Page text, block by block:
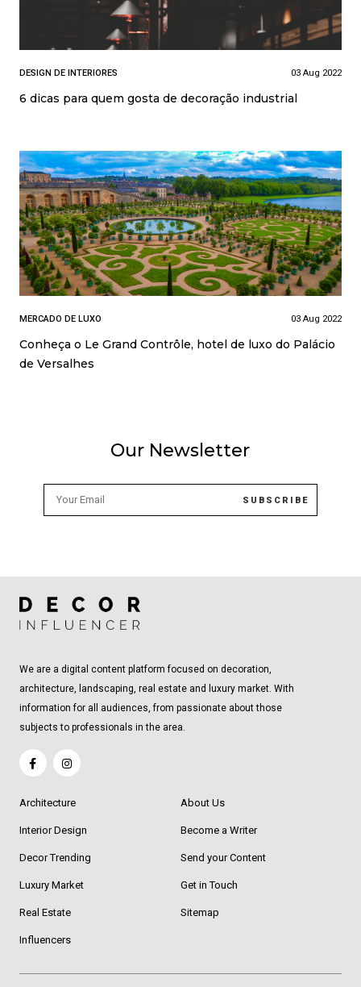
DESIGN DE INTERIORES 03 Aug 2022
6 dicas para quem gosta de decoração industrial
MERCADO DE LUXO 03 Aug 2022
Conheça o Le Grand Contrôle, hotel de luxo do Palácio
de Versalhes
Our Newsletter
We are a digital content platform focused on decoration,
architecture, landscaping, real estate and luxury market. With
information for all audiences, from passionate about those
subjects to professionals in the area.
Architecture
Interior Design
Decor Trending
Luxury Market
Real Estate
Influencers
About Us
Become a Writer
Send your Content
Get in Touch
Sitemap